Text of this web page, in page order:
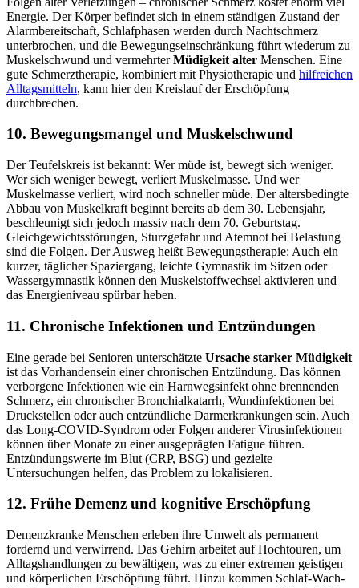
Energie. Der Körper befindet sich in einem ständigen Zustand der
Alarmbereitschaft, Schlafphasen werden durch Nachtschmerz
unterbrochen, und die Bewegungseinschränkung führt wiederum zu
Muskelschwund und vermehrterMüdigkeit alter Menschen. Eine
gute Schmerztherapie, kombiniert mit Physiotherapie und hilfreichen
Alltagsmitteln, kann hier den Kreislauf der Erschöpfung
durchbrechen.
10. Bewegungsmangel und Muskelschwund
Der Teufelskreis ist bekannt: Wer müde ist, bewegt sich weniger.
Wer sich weniger bewegt, verliert Muskelmasse. Und wer
Muskelmasse verliert, wird noch schneller müde. Der altersbedingte
Abbau von Muskelkraft beginnt bereits ab dem 30. Lebensjahr,
beschleunigt sich jedoch massiv nach dem 70. Geburtstag.
Gleichgewichtsstörungen, Sturzgefahr und Atemnot bei Belastung
sind die Folgen. Der Ausweg heißt Bewegungstherapie: Auch ein
kurzer, täglicher Spaziergang, leichte Gymnastik im Sitzen oder
Wassergymnastik können den Muskelstoffwechsel aktivieren und
das Energieniveau spürbar heben.
11. Chronische Infektionen und Entzündungen
Eine gerade bei Senioren unterschätzte Ursache starker Müdigkeit
ist das Vorhandensein einer chronischen Entzündung. Das können
verborgene Infektionen wie ein Harnwegsinfekt ohne brennenden
Schmerz, ein chronischer Bronchialkatarrh, Wundinfektionen bei
Druckstellen oder auch entzündliche Darmerkrankungen sein. Auch
das Long-COVID-Syndrom oder Folgen anderer Virusinfektionen
können über Monate zu einer ausgeprägten Fatigue führen.
Entzündungswerte im Blut (CRP, BSG) und gezielte
Untersuchungen helfen, das Problem zu lokalisieren.
12. Frühe Demenz und kognitive Erschöpfung
Demenzkranke Menschen erleben ihre Umwelt als permanent
fordernd und verwirrend. Das Gehirn arbeitet auf Hochtouren, um
Alltagshandlungen zu bewältigen, was zu einer extremen geistigen
und körperlichen Erschöpfung führt. Hinzu kommen Schlaf-Wach-